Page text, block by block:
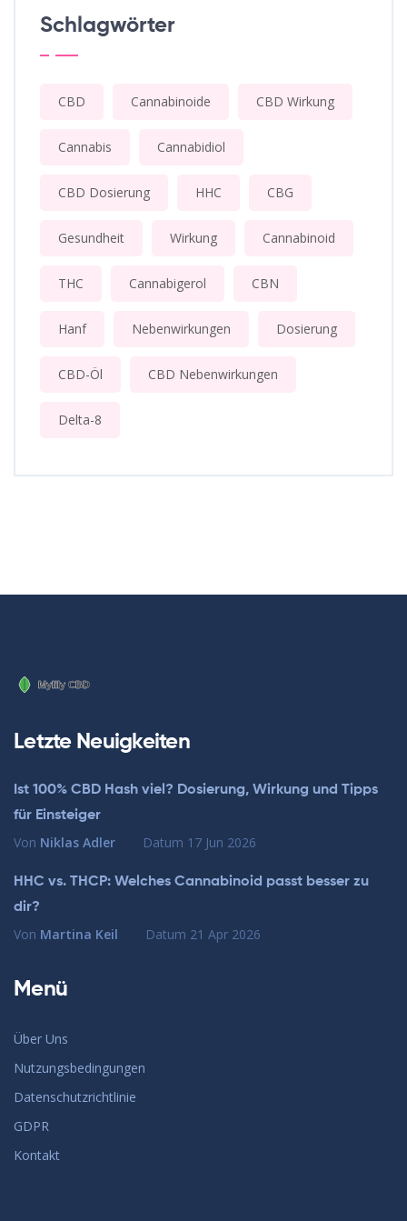
Schlagwörter
CBD Cannabinoide CBD Wirkung
Cannabis Cannabidiol
CBD Dosierung HHC CBG
Gesundheit Wirkung Cannabinoid
THC Cannabigerol CBN
Hanf Nebenwirkungen Dosierung
CBD-Öl CBD Nebenwirkungen
Delta-8
Letzte Neuigkeiten
Ist 100% CBD Hash viel? Dosierung, Wirkung und Tipps
für Einsteiger
Von Niklas Adler Datum 17 Jun 2026
HHC vs. THCP: Welches Cannabinoid passt besser zu
dir?
Von Martina Keil Datum 21 Apr 2026
Menü
Über Uns
Nutzungsbedingungen
Datenschutzrichtlinie
GDPR
Kontakt